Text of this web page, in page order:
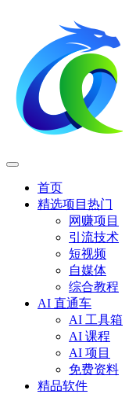
首页
精选项目 热门
网赚项目
引流技术
短视频
自媒体
综合教程
AI 直通车
AI 工具箱
AI 课程
AI 项目
免费资料
精品软件